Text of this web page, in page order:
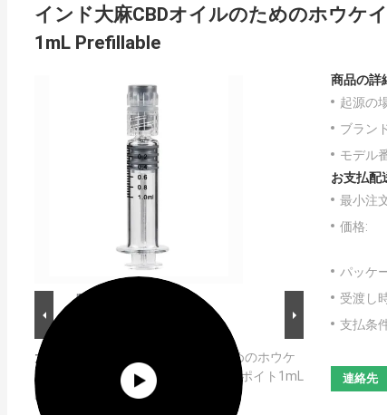
インド大麻CBDオイルのためのホウケ
1mL Prefillable
大画像 :
インド大麻CBDオイルのためのホウケ
イ酸ガラスのLuerロック オイルのスポイト1mL
Prefillable
商品の詳
起源の
ブラン
モデル
お支払配
最小注
価格:
パッケ
受渡し
支払条
連絡先